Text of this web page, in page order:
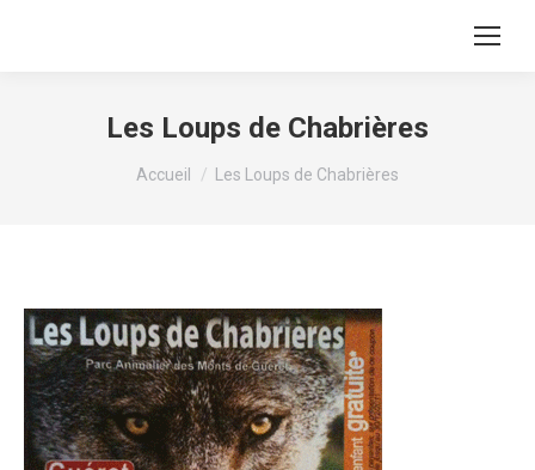
Les Loups de Chabrières
Vous êtes ici :
Accueil Les Loups de Chabrières